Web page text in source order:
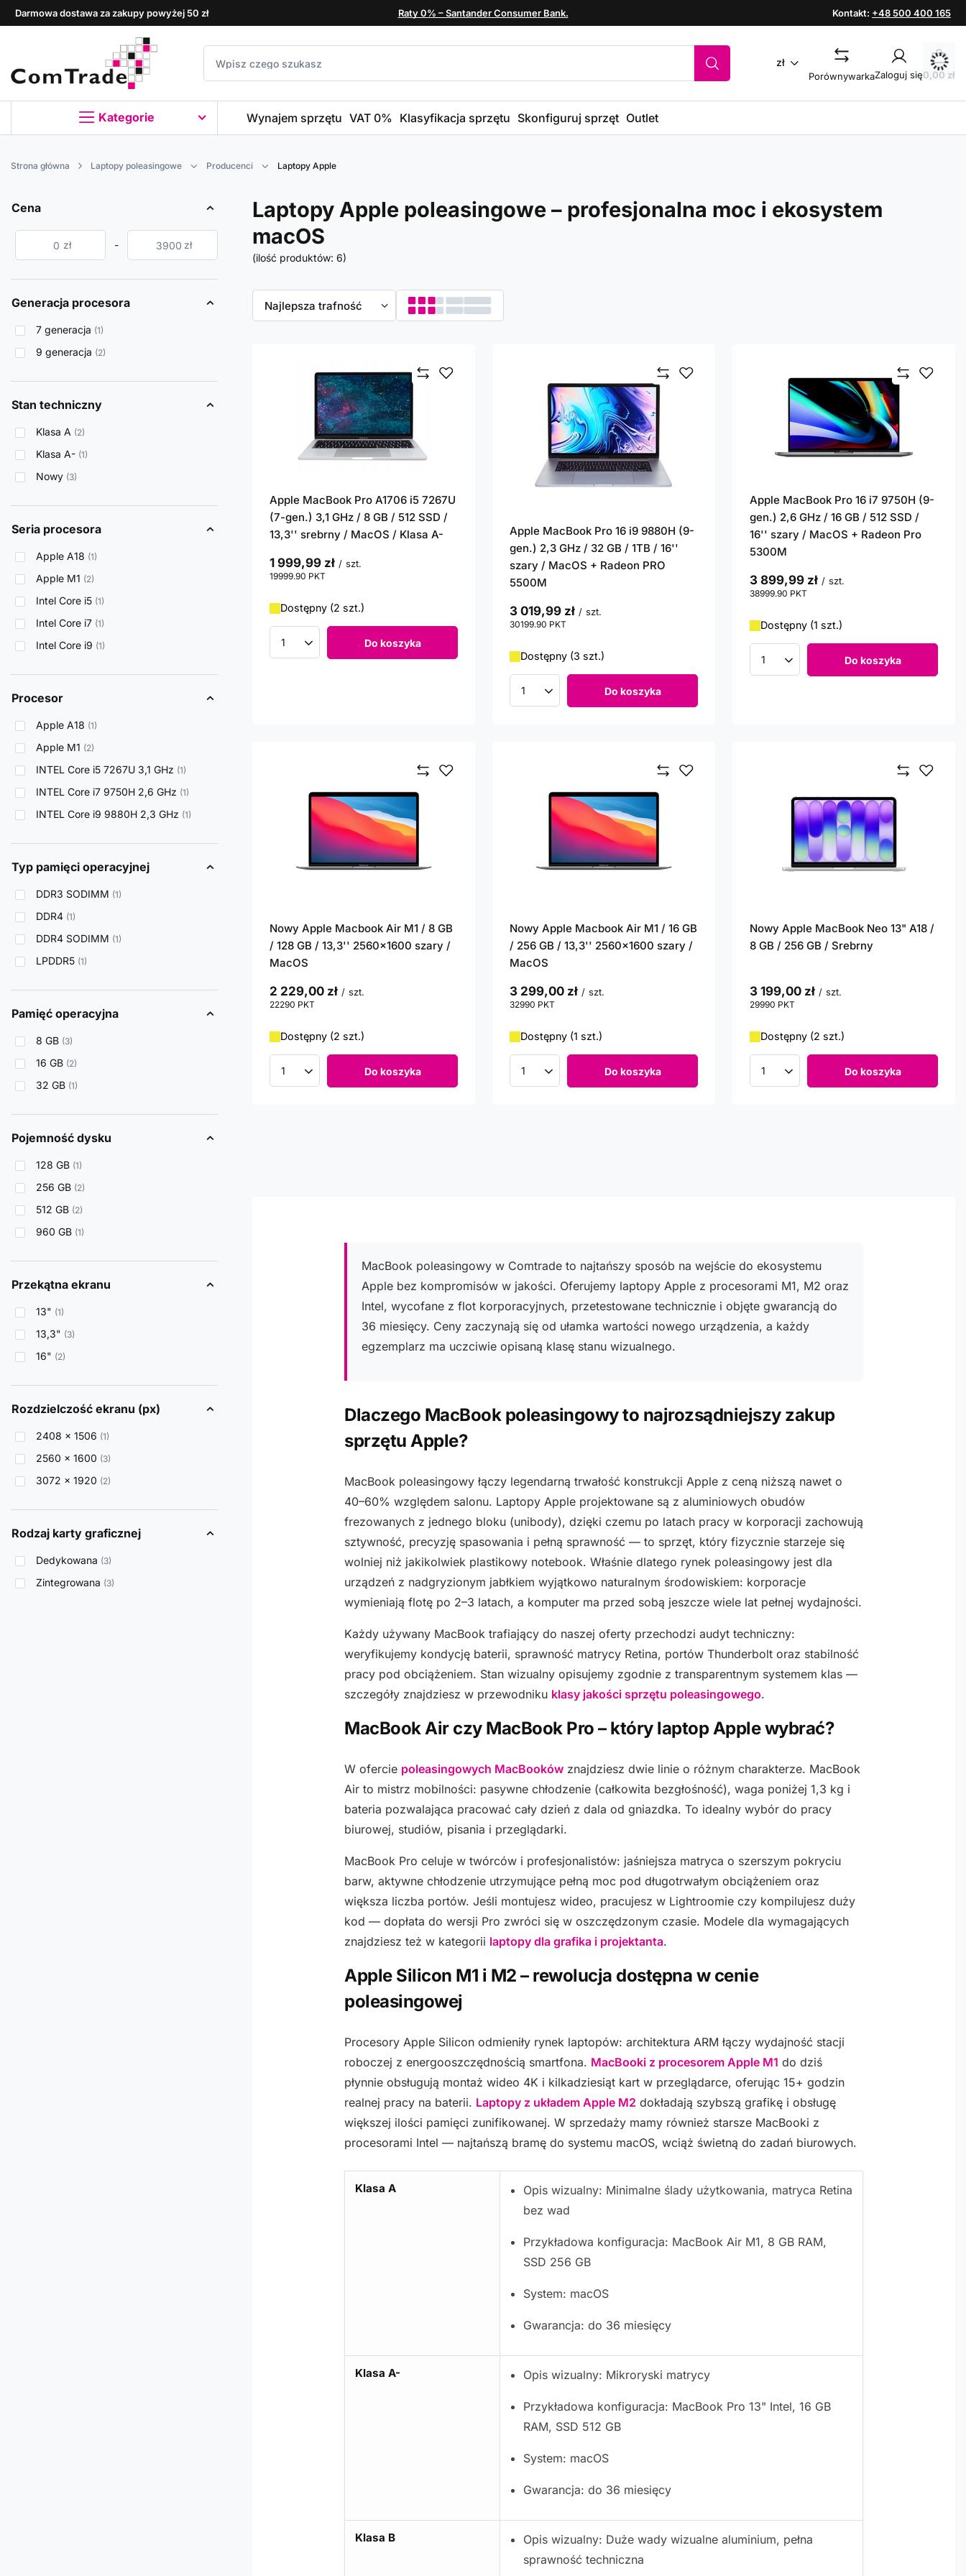
Darmowa dostawa za zakupy powyżej 50 zł Raty 0% – Santander Consumer Bank. Kontakt: +48 500 400 165
zł
PorównywarkaZaloguj się0,00 zł
Kategorie Wynajem sprzętu VAT 0% Klasyfikacja sprzętu Skonfiguruj sprzęt Outlet
Strona główna Laptopy poleasingowe Producenci Laptopy Apple
Cena
zł - zł
Generacja procesora
7 generacja 1
9 generacja 2
Stan techniczny
Klasa A 2
Klasa A- 1
Nowy 3
Seria procesora
Apple A18 1
Apple M1 2
Intel Core i5 1
Intel Core i7 1
Intel Core i9 1
Procesor
Apple A18 1
Apple M1 2
INTEL Core i5 7267U 3,1 GHz 1
INTEL Core i7 9750H 2,6 GHz 1
INTEL Core i9 9880H 2,3 GHz 1
Typ pamięci operacyjnej
DDR3 SODIMM 1
DDR4 1
DDR4 SODIMM 1
LPDDR5 1
Pamięć operacyjna
8 GB 3
16 GB 2
32 GB 1
Pojemność dysku
128 GB 1
256 GB 2
512 GB 2
960 GB 1
Przekątna ekranu
13" 1
13,3" 3
16" 2
Rozdzielczość ekranu (px)
2408 x 1506 1
2560 x 1600 3
3072 x 1920 2
Rodzaj karty graficznej
Dedykowana 3
Zintegrowana 3
Laptopy Apple poleasingowe – profesjonalna moc i ekosystem
macOS
(ilość produktów: 6)
Zmień sortowanie
Najlepsza trafność
Apple MacBook Pro A1706 i5 7267U
(7-gen.) 3,1 GHz / 8 GB / 512 SSD /
13,3'' srebrny / MacOS / Klasa A-
1 999,99 zł / szt.
19999.90 PKT
Dostępny (2 szt.)
Ilość produktów Do koszyka
Apple MacBook Pro 16 i9 9880H (9-
gen.) 2,3 GHz / 32 GB / 1TB / 16''
szary / MacOS + Radeon PRO
5500M
3 019,99 zł / szt.
30199.90 PKT
Dostępny (3 szt.)
Ilość produktów Do koszyka
Apple MacBook Pro 16 i7 9750H (9-
gen.) 2,6 GHz / 16 GB / 512 SSD /
16'' szary / MacOS + Radeon Pro
5300M
3 899,99 zł / szt.
38999.90 PKT
Dostępny (1 szt.)
Ilość produktów Do koszyka
Nowy Apple Macbook Air M1 / 8 GB
/ 128 GB / 13,3'' 2560x1600 szary /
MacOS
2 229,00 zł / szt.
22290 PKT
Dostępny (2 szt.)
Ilość produktów Do koszyka
Nowy Apple Macbook Air M1 / 16 GB
/ 256 GB / 13,3'' 2560x1600 szary /
MacOS
3 299,00 zł / szt.
32990 PKT
Dostępny (1 szt.)
Ilość produktów Do koszyka
Nowy Apple MacBook Neo 13" A18 /
8 GB / 256 GB / Srebrny
3 199,00 zł / szt.
29990 PKT
Dostępny (2 szt.)
Ilość produktów Do koszyka
MacBook poleasingowy w Comtrade to najtańszy sposób na wejście do ekosystemu
Apple bez kompromisów w jakości. Oferujemy laptopy Apple z procesorami M1, M2 oraz
Intel, wycofane z flot korporacyjnych, przetestowane technicznie i objęte gwarancją do
36 miesięcy. Ceny zaczynają się od ułamka wartości nowego urządzenia, a każdy
egzemplarz ma uczciwie opisaną klasę stanu wizualnego.
Dlaczego MacBook poleasingowy to najrozsądniejszy zakup
sprzętu Apple?
MacBook poleasingowy łączy legendarną trwałość konstrukcji Apple z ceną niższą nawet o
40–60% względem salonu. Laptopy Apple projektowane są z aluminiowych obudów
frezowanych z jednego bloku (unibody), dzięki czemu po latach pracy w korporacji zachowują
sztywność, precyzję spasowania i pełną sprawność — to sprzęt, który fizycznie starzeje się
wolniej niż jakikolwiek plastikowy notebook. Właśnie dlatego rynek poleasingowy jest dla
urządzeń z nadgryzionym jabłkiem wyjątkowo naturalnym środowiskiem: korporacje
wymieniają flotę po 2–3 latach, a komputer ma przed sobą jeszcze wiele lat pełnej wydajności.
Każdy używany MacBook trafiający do naszej oferty przechodzi audyt techniczny:
weryfikujemy kondycję baterii, sprawność matrycy Retina, portów Thunderbolt oraz stabilność
pracy pod obciążeniem. Stan wizualny opisujemy zgodnie z transparentnym systemem klas —
szczegóły znajdziesz w przewodniku klasy jakości sprzętu poleasingowego.
MacBook Air czy MacBook Pro – który laptop Apple wybrać?
W ofercie poleasingowych MacBooków znajdziesz dwie linie o różnym charakterze. MacBook
Air to mistrz mobilności: pasywne chłodzenie (całkowita bezgłośność), waga poniżej 1,3 kg i
bateria pozwalająca pracować cały dzień z dala od gniazdka. To idealny wybór do pracy
biurowej, studiów, pisania i przeglądarki.
MacBook Pro celuje w twórców i profesjonalistów: jaśniejsza matryca o szerszym pokryciu
barw, aktywne chłodzenie utrzymujące pełną moc pod długotrwałym obciążeniem oraz
większa liczba portów. Jeśli montujesz wideo, pracujesz w Lightroomie czy kompilujesz duży
kod — dopłata do wersji Pro zwróci się w oszczędzonym czasie. Modele dla wymagających
znajdziesz też w kategorii laptopy dla grafika i projektanta.
Apple Silicon M1 i M2 – rewolucja dostępna w cenie
poleasingowej
Procesory Apple Silicon odmieniły rynek laptopów: architektura ARM łączy wydajność stacji
roboczej z energooszczędnością smartfona. MacBooki z procesorem Apple M1 do dziś
płynnie obsługują montaż wideo 4K i kilkadziesiąt kart w przeglądarce, oferując 15+ godzin
realnej pracy na baterii. Laptopy z układem Apple M2 dokładają szybszą grafikę i obsługę
większej ilości pamięci zunifikowanej. W sprzedaży mamy również starsze MacBooki z
procesorami Intel — najtańszą bramę do systemu macOS, wciąż świetną do zadań biurowych.
Klasa A
Opis wizualny: Minimalne ślady użytkowania, matryca Retina
bez wad
Przykładowa konfiguracja: MacBook Air M1, 8 GB RAM,
SSD 256 GB
System: macOS
Gwarancja: do 36 miesięcy
Klasa A- Opis wizualny: Mikroryski matrycy
Przykładowa konfiguracja: MacBook Pro 13" Intel, 16 GB
RAM, SSD 512 GB
System: macOS
Gwarancja: do 36 miesięcy
Klasa B
Opis wizualny: Duże wady wizualne aluminium, pełna
sprawność techniczna